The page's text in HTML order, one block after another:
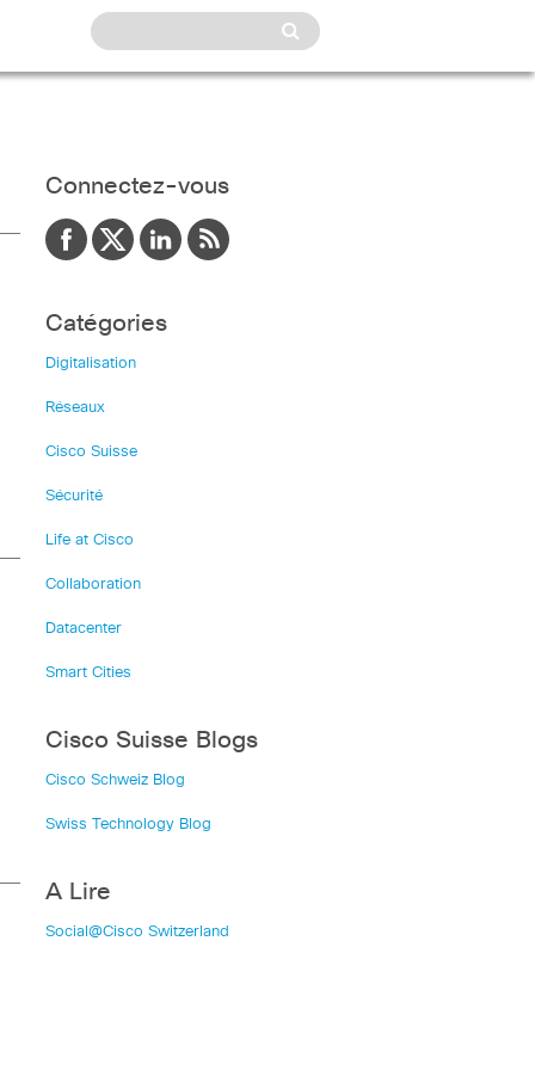
Connectez-vous
Catégories
Digitalisation
Réseaux
Cisco Suisse
Sécurité
Life at Cisco
Collaboration
Datacenter
Smart Cities
Cisco Suisse Blogs
Cisco Schweiz Blog
Swiss Technology Blog
A Lire
Social@Cisco Switzerland